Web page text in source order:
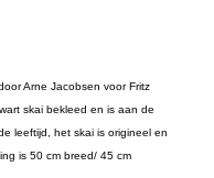
Arne Jacobsen voor Fritz
skai bekleed en is aan de
leeftijd, het skai is origineel en
is 50 cm breed/ 45 cm